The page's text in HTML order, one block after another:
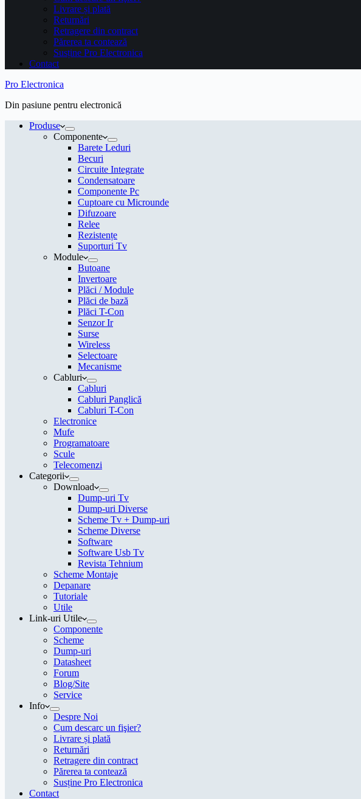
Livrare și plată
Returnări
Retragere din contract
Părerea ta contează
Susține Pro Electronica
Contact
Pro Electronica
Din pasiune pentru electronică
Produse
Componente
Barete Leduri
Becuri
Circuite Integrate
Condensatoare
Componente Pc
Cuptoare cu Microunde
Difuzoare
Relee
Rezistențe
Suporturi Tv
Module
Butoane
Invertoare
Plăci / Module
Plăci de bază
Plăci T-Con
Senzor Ir
Surse
Wireless
Selectoare
Mecanisme
Cabluri
Cabluri
Cabluri Panglică
Cabluri T-Con
Electronice
Mufe
Programatoare
Scule
Telecomenzi
Categorii
Download
Dump-uri Tv
Dump-uri Diverse
Scheme Tv + Dump-uri
Scheme Diverse
Software
Software Usb Tv
Revista Tehnium
Scheme Montaje
Depanare
Tutoriale
Utile
Link-uri Utile
Componente
Scheme
Dump-uri
Datasheet
Forum
Blog/Site
Service
Info
Despre Noi
Cum descarc un fişier?
Livrare și plată
Returnări
Retragere din contract
Părerea ta contează
Susține Pro Electronica
Contact